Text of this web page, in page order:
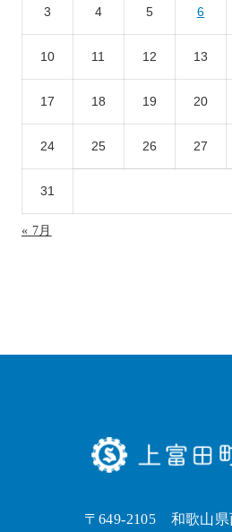
3 4 5 6
10 11 12 13
17 18 19 20
24 25 26 27
31
« 7月
〒649-2105 和歌山県